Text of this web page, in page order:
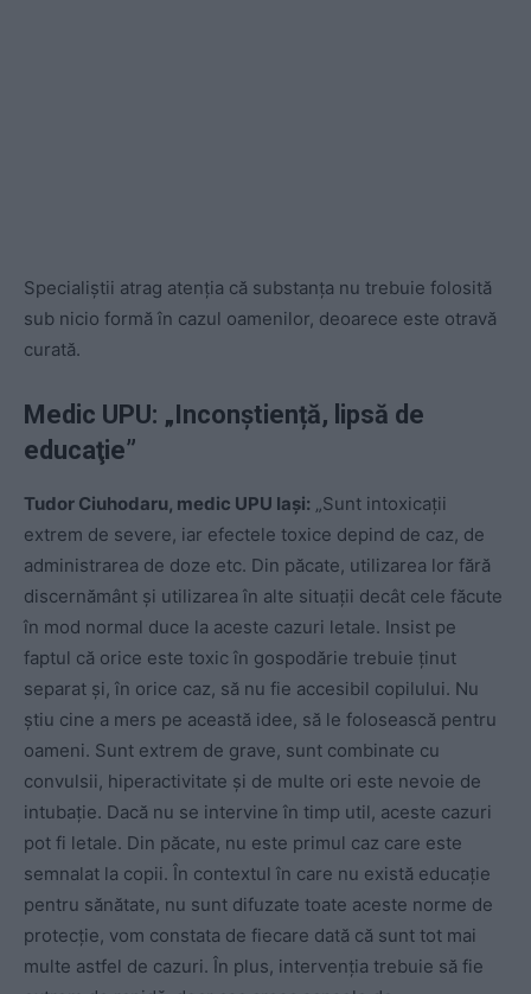
Specialiştii atrag atenţia că substanţa nu trebuie folosită
sub nicio formă în cazul oamenilor, deoarece este otravă
curată.
Medic UPU: „Inconștiență, lipsă de
educaţie”
Tudor Ciuhodaru, medic UPU Iași: „Sunt intoxicații
extrem de severe, iar efectele toxice depind de caz, de
administrarea de doze etc. Din păcate, utilizarea lor fără
discernământ și utilizarea în alte situații decât cele făcute
în mod normal duce la aceste cazuri letale. Insist pe
faptul că orice este toxic în gospodărie trebuie ţinut
separat şi, în orice caz, să nu fie accesibil copilului. Nu
ştiu cine a mers pe această idee, să le folosească pentru
oameni. Sunt extrem de grave, sunt combinate cu
convulsii, hiperactivitate şi de multe ori este nevoie de
intubaţie. Dacă nu se intervine în timp util, aceste cazuri
pot fi letale. Din păcate, nu este primul caz care este
semnalat la copii. În contextul în care nu există educaţie
pentru sănătate, nu sunt difuzate toate aceste norme de
protecţie, vom constata de fiecare dată că sunt tot mai
multe astfel de cazuri. În plus, intervenţia trebuie să fie